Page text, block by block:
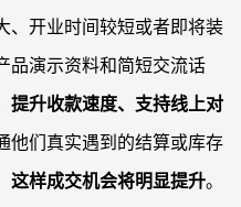
、开业时间较短或者即将装
品演示资料和简短交流话
提升收款速度、支持线上对
他们真实遇到的结算或库存
这样成交机会将明显提升。